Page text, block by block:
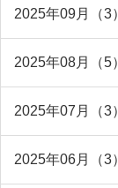
2025年09月（3）
2025年08月（5）
2025年07月（3）
2025年06月（3）